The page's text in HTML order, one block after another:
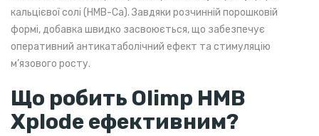
кальцієвої солі (HMB-Ca). Завдяки розчинній порошковій
формі, добавка швидко засвоюється, що забезпечує
оперативний антикатаболічний ефект та стимуляцію
м’язового росту.
Що робить Olimp HMB
Xplode ефективним?